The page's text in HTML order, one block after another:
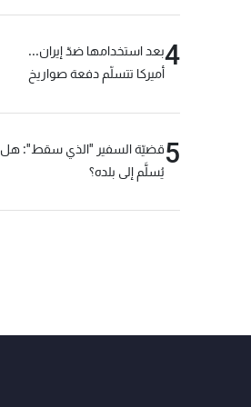
4بعد استخدامها ضدّ إيران...
أميركا تتسلّم دفعة صواريخ
5قضيّة السفير "الذي سقط": هل
يُسلَّم إلى بلده؟